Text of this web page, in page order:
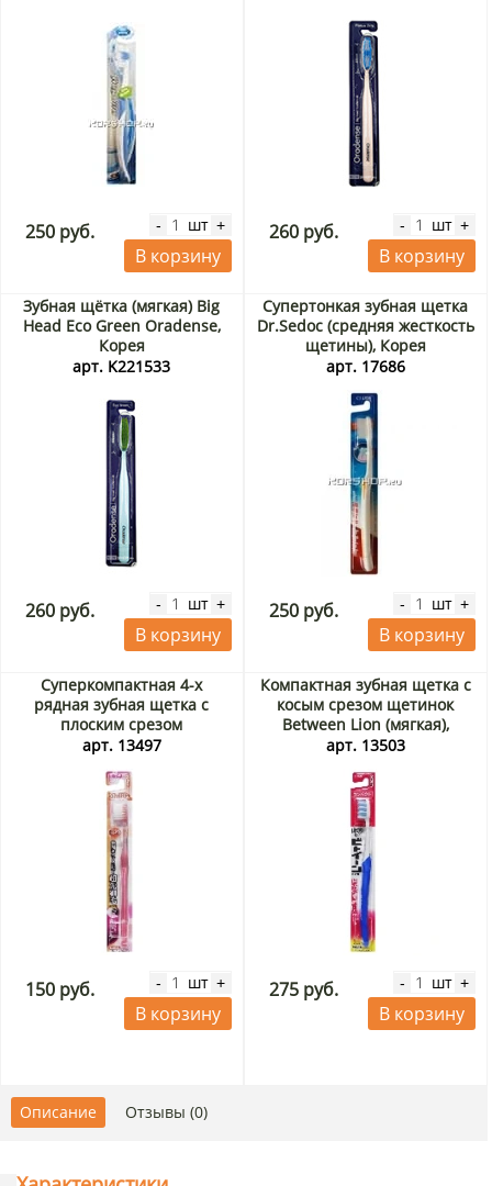
250 руб. - шт +
В корзину
260 руб. - шт +
В корзину
Зубная щётка (мягкая) Big
Head Eco Green Oradense,
Корея
арт. K221533
260 руб. - шт +
В корзину
Супертонкая зубная щетка
Dr.Sedoc (средняя жесткость
щетины), Корея
арт. 17686
250 руб. - шт +
В корзину
Суперкомпактная 4-х
рядная зубная щетка с
плоским срезом
сверхтонких щетинок и
(мягкая), Япония
арт. 13497
150 руб. - шт +
В корзину
Компактная зубная щетка с
косым срезом щетинок
Between Lion (мягкая),
Япония
арт. 13503
275 руб. - шт +
В корзину
Описание Отзывы (0)